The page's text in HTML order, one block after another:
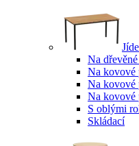
Na
Na kovové
Na kovové
Na kovové
S oblými
Skládací